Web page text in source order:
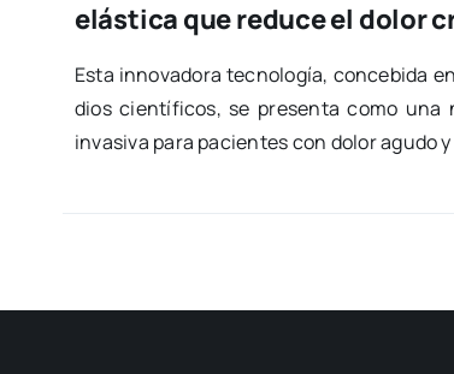
elástica que reduce el dolor
Esta inno­va­do­ra tec­no­lo­gía, con­ce­bi­da
dios cien­tí­fi­cos, se pre­sen­ta como
inva­si­va para pacien­tes con dolor agu­do